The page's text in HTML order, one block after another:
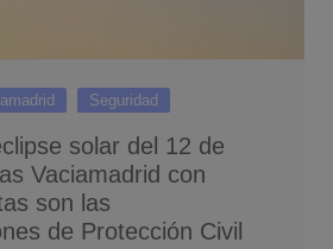
Seguridad
solar del 12 de
Vaciamadrid con
son las
de Protección Civil